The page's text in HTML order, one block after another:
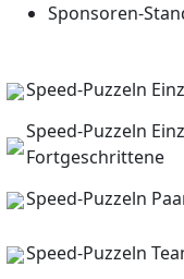
Sponsoren-
Speed-Puzzeln
Speed-Puzzeln
Fortgeschrittene
Speed-Puzzeln
Speed-Puzzeln